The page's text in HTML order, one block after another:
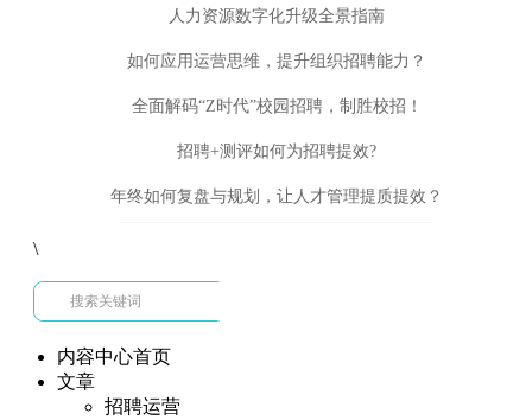
人力资源数字化升级全景指南
如何应用运营思维，提升组织招聘能力？
全面解码“Z时代”校园招聘，制胜校招！
招聘+测评如何为招聘提效?
年终如何复盘与规划，让人才管理提质提效？
\
内容中心首页
文章
招聘运营